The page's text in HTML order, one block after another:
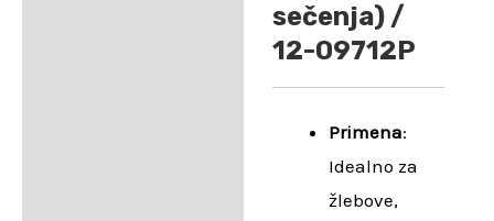
sečenja) /
12-09712P
Primena:
Idealno za
žlebove,